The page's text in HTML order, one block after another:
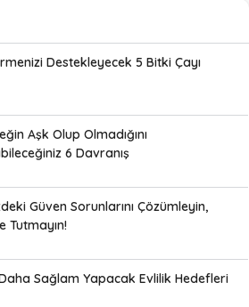
Destekleyecek 5 Bitki Çayı
Aşk Olup Olmadığını
6 Davranış
Güven Sorunlarını Çözümleyin,
Tutmayın!
Sağlam Yapacak Evlilik Hedefleri